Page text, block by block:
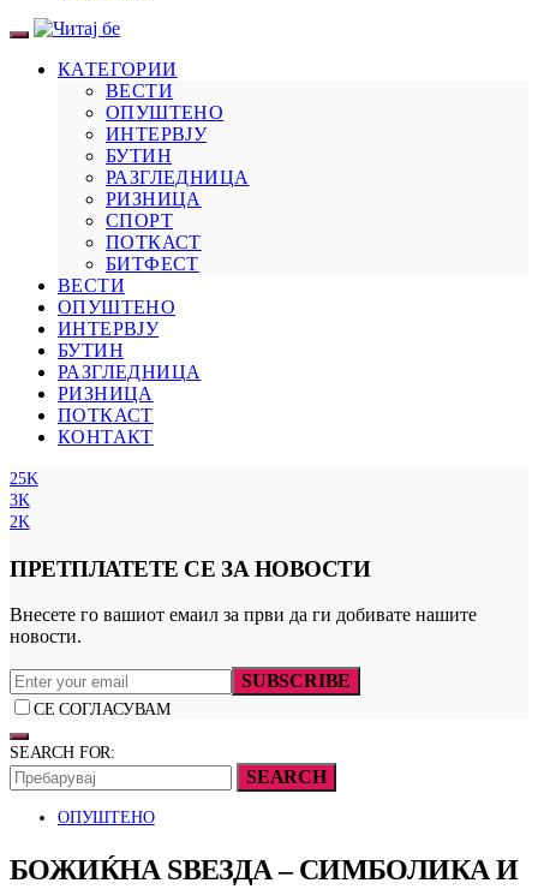
КАТЕГОРИИ
ВЕСТИ
ОПУШТЕНО
ИНТЕРВЈУ
БУТИН
РАЗГЛЕДНИЦА
РИЗНИЦА
СПОРТ
ПОТКАСТ
БИТФЕСТ
ВЕСТИ
ОПУШТЕНО
ИНТЕРВЈУ
БУТИН
РАЗГЛЕДНИЦА
РИЗНИЦА
ПОТКАСТ
КОНТАКТ
25K
3K
2K
ПРЕТПЛАТЕТЕ СЕ ЗА НОВОСТИ
Внесете го вашиот емаил за први да ги добивате нашите
новости.
SUBSCRIBE
СЕ СОГЛАСУВАМ
SEARCH FOR:
SEARCH
ОПУШТЕНО
БОЖИЌНА ЅВЕЗДА – СИМБОЛИКА И